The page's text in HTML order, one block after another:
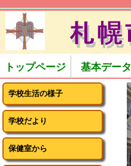
トップページ 基本データ
学校生活の様子
学校だより
保健室から